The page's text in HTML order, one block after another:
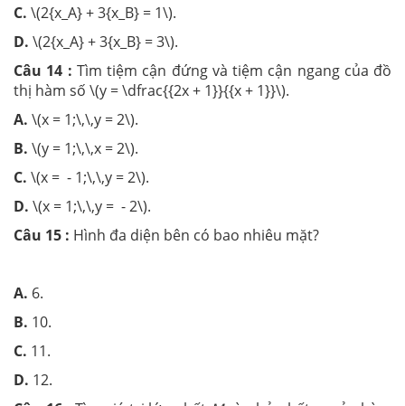
C. \(2{x_A} + 3{x_B} = 1\).
D. \(2{x_A} + 3{x_B} = 3\).
Câu 14 : Tìm tiệm cận đứng và tiệm cận ngang của đồ
thị hàm số \(y = \dfrac{{2x + 1}}{{x + 1}}\).
A. \(x = 1;\,\,y = 2\).
B. \(y = 1;\,\,x = 2\).
C. \(x = - 1;\,\,y = 2\).
D. \(x = 1;\,\,y = - 2\).
Câu 15 : Hình đa diện bên có bao nhiêu mặt?
A. 6.
B. 10.
C. 11.
D. 12.